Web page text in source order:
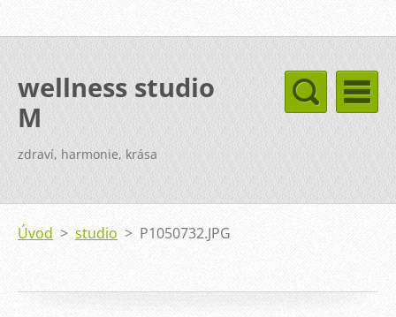
wellness studio
M
zdraví, harmonie, krása
Úvod > studio > P1050732.JPG